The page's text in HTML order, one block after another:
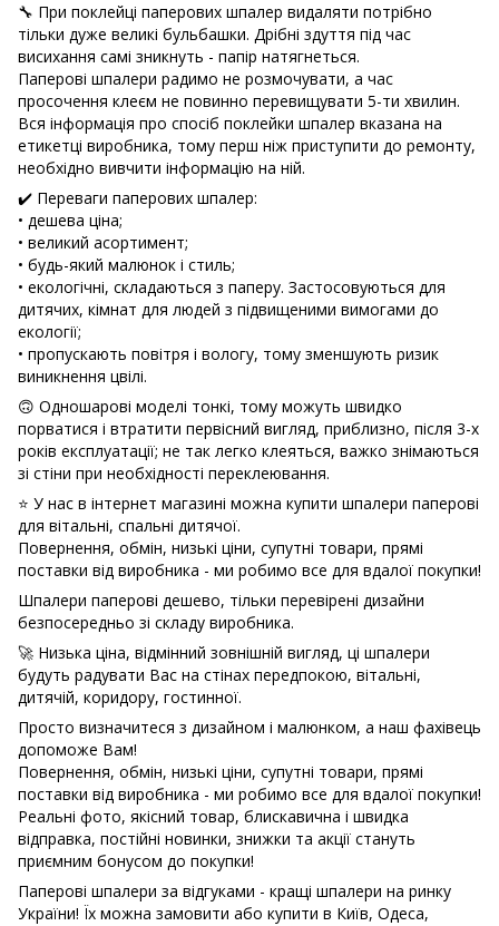
🔧 При поклейці паперових шпалер видаляти потрібно
тільки дуже великі бульбашки. Дрібні здуття під час
висихання самі зникнуть - папір натягнеться.
Паперові шпалери радимо не розмочувати, а час
просочення клеєм не повинно перевищувати 5-ти хвилин.
Вся інформація про спосіб поклейки шпалер вказана на
етикетці виробника, тому перш ніж приступити до ремонту,
необхідно вивчити інформацію на ній.
✔️ Переваги паперових шпалер:
• дешева ціна;
• великий асортимент;
• будь-який малюнок і стиль;
• екологічні, складаються з паперу. Застосовуються для
дитячих, кімнат для людей з підвищеними вимогами до
екології;
• пропускають повітря і вологу, тому зменшують ризик
виникнення цвілі.
🙃 Одношарові моделі тонкі, тому можуть швидко
порватися і втратити первісний вигляд, приблизно, після 3-х
років експлуатації; не так легко клеяться, важко знімаються
зі стіни при необхідності переклеювання.
⭐ У нас в інтернет магазині можна купити шпалери паперові
для вітальні, спальні дитячої.
Повернення, обмін, низькі ціни, супутні товари, прямі
поставки від виробника - ми робимо все для вдалої покупки!
Шпалери паперові дешево, тільки перевірені дизайни
безпосередньо зі складу виробника.
🚀 Низька ціна, відмінний зовнішній вигляд, ці шпалери
будуть радувати Вас на стінах передпокою, вітальні,
дитячій, коридору, гостинної.
Просто визначитеся з дизайном і малюнком, а наш фахівець
допоможе Вам!
Повернення, обмін, низькі ціни, супутні товари, прямі
поставки від виробника - ми робимо все для вдалої покупки!
Реальні фото, якісний товар, блискавична і швидка
відправка, постійні новинки, знижки та акції стануть
приємним бонусом до покупки!
Паперові шпалери за відгуками - кращі шпалери на ринку
України! Їх можна замовити або купити в Київ, Одеса,